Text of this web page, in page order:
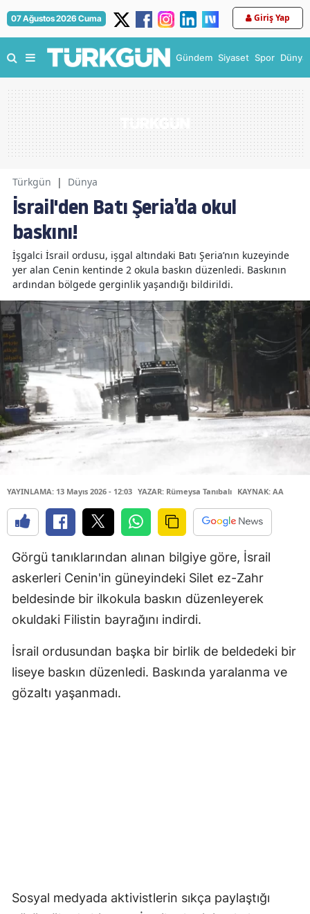
07 Ağustos 2026 Cuma Giriş Yap
Gündem Siyaset Spor Dünya
Türkgün | Dünya
İsrail'den Batı Şeria’da okul
baskını!
İşgalci İsrail ordusu, işgal altındaki Batı Şeria’nın kuzeyinde
yer alan Cenin kentinde 2 okula baskın düzenledi. Baskının
ardından bölgede gerginlik yaşandığı bildirildi.
YAYINLAMA: 13 Mayıs 2026 - 12:03 YAZAR: Rümeysa Tanıbalı KAYNAK: AA
Görgü tanıklarından alınan bilgiye göre, İsrail
askerleri Cenin'in güneyindeki Silet ez-Zahr
beldesinde bir ilkokula baskın düzenleyerek
okuldaki Filistin bayrağını indirdi.
İsrail ordusundan başka bir birlik de beldedeki bir
liseye baskın düzenledi. Baskında yaralanma ve
gözaltı yaşanmadı.
Sosyal medyada aktivistlerin sıkça paylaştığı